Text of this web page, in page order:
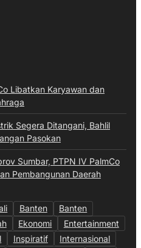
Libatkan Karyawan dan
Segera Ditangani, Bahlil
Pasokan
Sumbar, PTPN IV PalmCo
Pembangunan Daerah
Banten
Banten
Ekonomi
Entertainment
Inspiratif Internasional